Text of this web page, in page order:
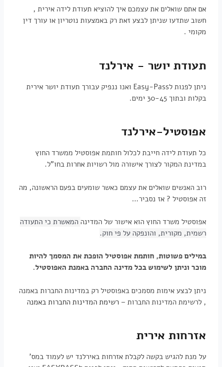
אם אתם שואלים את עצמכם איך להוציא תעודת לידה אירית ,
חשוב שתדעו שניתן לבצע זאת רק באמצעות נוטריון או עורך דין
מקומי .
תעודת יושר - אירלנד
ניתן לפנות לEasy-Pass ואנו ננפיק עבורך תעודת יושר אירית
בקלות ובתוך 30-45 ימים.
אפוסטיל-אירלנד
כל תעודת לידה חייבת לכלול חותמת אפוסטיל ממשרד החוץ
במדינת המקור לצורך אישורה מול רשויות אחרות בחו"ל.
רוב האנשים שואלים את עצמם כאשר שומעים בפעם הראשונה, מה
זה אפוסטיל ? אז נסביר…
אפוסטיל משרד החוץ הוא אישור של המדינה המאשרת כי התעודה
רשמית, מקורית, והונפקה על פי חוק.
במילים פשוטות, חותמת אפוסטיל הופכת את המסמך להיות
מוכר וניתן לשימוש בכל מדינה החברה באמנת האפוסטיל.
ניתן לבצע אימות מסמכים באפוסטיל רק במדינות החברות באמנה
, לרשימת המדינות החברות –רשימת המדינות החברות באמנה
אזרחות אירית
על מנת להגיש בקשה לקבלת אזרחות באירלנד יש לעמוד במס'